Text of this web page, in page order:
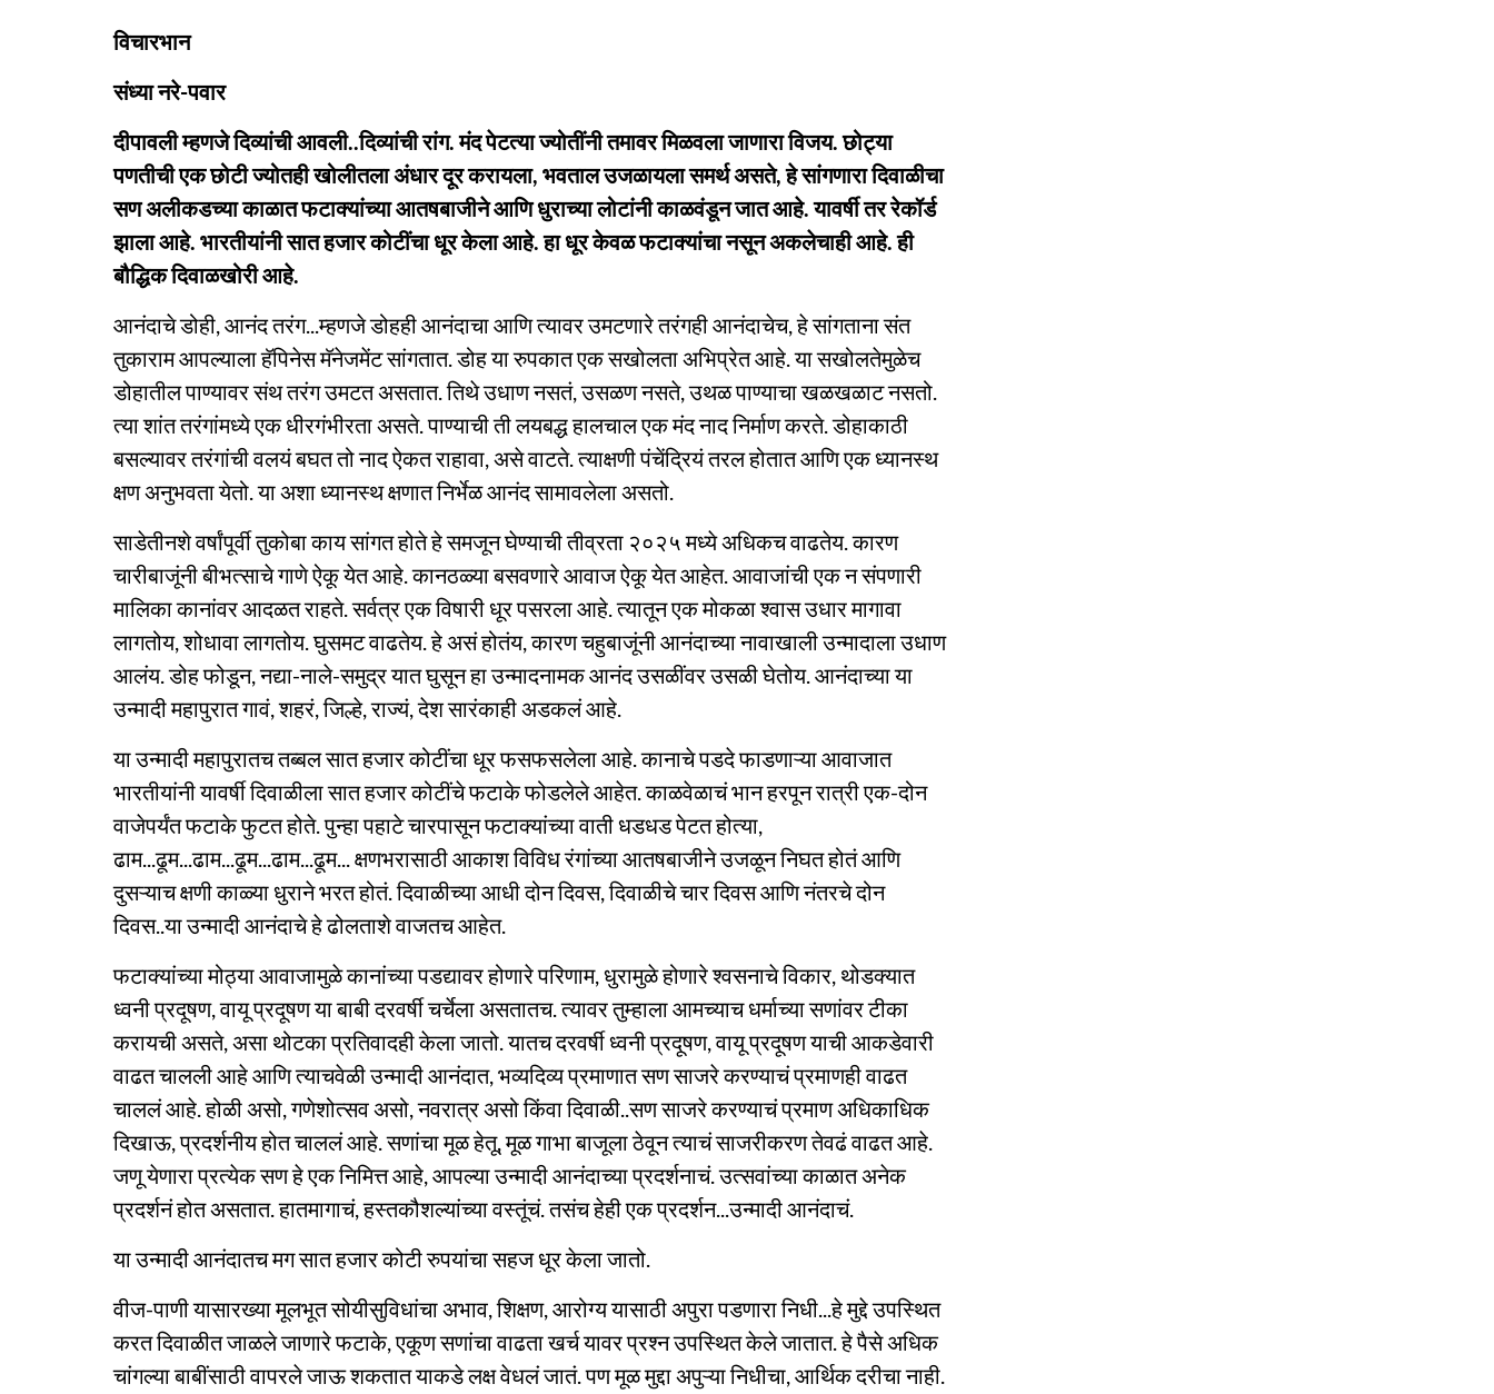
विचारभान
संध्या नरे-पवार
दीपावली म्हणजे दिव्यांची आवली..दिव्यांची रांग. मंद पेटत्या ज्योतींनी तमावर मिळवला जाणारा विजय. छोट्या
पणतीची एक छोटी ज्योतही खोलीतला अंधार दूर करायला, भवताल उजळायला समर्थ असते, हे सांगणारा दिवाळीचा
सण अलीकडच्या काळात फटाक्यांच्या आतषबाजीने आणि धुराच्या लोटांनी काळवंडून जात आहे. यावर्षी तर रेकॉर्ड
झाला आहे. भारतीयांनी सात हजार कोटींचा धूर केला आहे. हा धूर केवळ फटाक्यांचा नसून अकलेचाही आहे. ही
बौद्धिक दिवाळखोरी आहे.
आनंदाचे डोही, आनंद तरंग...म्हणजे डोहही आनंदाचा आणि त्यावर उमटणारे तरंगही आनंदाचेच, हे सांगताना संत
तुकाराम आपल्याला हॅपिनेस मॅनेजमेंट सांगतात. डोह या रुपकात एक सखोलता अभिप्रेत आहे. या सखोलतेमुळेच
डोहातील पाण्यावर संथ तरंग उमटत असतात. तिथे उधाण नसतं, उसळण नसते, उथळ पाण्याचा खळखळाट नसतो.
त्या शांत तरंगांमध्ये एक धीरगंभीरता असते. पाण्याची ती लयबद्ध हालचाल एक मंद नाद निर्माण करते. डोहाकाठी
बसल्यावर तरंगांची वलयं बघत तो नाद ऐकत राहावा, असे वाटते. त्याक्षणी पंचेंद्रियं तरल होतात आणि एक ध्यानस्थ
क्षण अनुभवता येतो. या अशा ध्यानस्थ क्षणात निर्भेळ आनंद सामावलेला असतो.
साडेतीनशे वर्षांपूर्वी तुकोबा काय सांगत होते हे समजून घेण्याची तीव्रता २०२५ मध्ये अधिकच वाढतेय. कारण
चारीबाजूंनी बीभत्साचे गाणे ऐकू येत आहे. कानठळ्या बसवणारे आवाज ऐकू येत आहेत. आवाजांची एक न संपणारी
मालिका कानांवर आदळत राहते. सर्वत्र एक विषारी धूर पसरला आहे. त्यातून एक मोकळा श्वास उधार मागावा
लागतोय, शोधावा लागतोय. घुसमट वाढतेय. हे असं होतंय, कारण चहुबाजूंनी आनंदाच्या नावाखाली उन्मादाला उधाण
आलंय. डोह फोडून, नद्या-नाले-समुद्र यात घुसून हा उन्मादनामक आनंद उसळींवर उसळी घेतोय. आनंदाच्या या
उन्मादी महापुरात गावं, शहरं, जिल्हे, राज्यं, देश सारंकाही अडकलं आहे.
या उन्मादी महापुरातच तब्बल सात हजार कोटींचा धूर फसफसलेला आहे. कानाचे पडदे फाडणाऱ्या आवाजात
भारतीयांनी यावर्षी दिवाळीला सात हजार कोटींचे फटाके फोडलेले आहेत. काळवेळाचं भान हरपून रात्री एक-दोन
वाजेपर्यंत फटाके फुटत होते. पुन्हा पहाटे चारपासून फटाक्यांच्या वाती धडधड पेटत होत्या,
ढाम...ढूम...ढाम...ढूम...ढाम...ढूम... क्षणभरासाठी आकाश विविध रंगांच्या आतषबाजीने उजळून निघत होतं आणि
दुसऱ्याच क्षणी काळ्या धुराने भरत होतं. दिवाळीच्या आधी दोन दिवस, दिवाळीचे चार दिवस आणि नंतरचे दोन
दिवस..या उन्मादी आनंदाचे हे ढोलताशे वाजतच आहेत.
फटाक्यांच्या मोठ्या आवाजामुळे कानांच्या पडद्यावर होणारे परिणाम, धुरामुळे होणारे श्वसनाचे विकार, थोडक्यात
ध्वनी प्रदूषण, वायू प्रदूषण या बाबी दरवर्षी चर्चेला असतातच. त्यावर तुम्हाला आमच्याच धर्माच्या सणांवर टीका
करायची असते, असा थोटका प्रतिवादही केला जातो. यातच दरवर्षी ध्वनी प्रदूषण, वायू प्रदूषण याची आकडेवारी
वाढत चालली आहे आणि त्याचवेळी उन्मादी आनंदात, भव्यदिव्य प्रमाणात सण साजरे करण्याचं प्रमाणही वाढत
चाललं आहे. होळी असो, गणेशोत्सव असो, नवरात्र असो किंवा दिवाळी..सण साजरे करण्याचं प्रमाण अधिकाधिक
दिखाऊ, प्रदर्शनीय होत चाललं आहे. सणांचा मूळ हेतू, मूळ गाभा बाजूला ठेवून त्याचं साजरीकरण तेवढं वाढत आहे.
जणू येणारा प्रत्येक सण हे एक निमित्त आहे, आपल्या उन्मादी आनंदाच्या प्रदर्शनाचं. उत्सवांच्या काळात अनेक
प्रदर्शनं होत असतात. हातमागाचं, हस्तकौशल्यांच्या वस्तूंचं. तसंच हेही एक प्रदर्शन...उन्मादी आनंदाचं.
या उन्मादी आनंदातच मग सात हजार कोटी रुपयांचा सहज धूर केला जातो.
वीज-पाणी यासारख्या मूलभूत सोयीसुविधांचा अभाव, शिक्षण, आरोग्य यासाठी अपुरा पडणारा निधी...हे मुद्दे उपस्थित
करत दिवाळीत जाळले जाणारे फटाके, एकूण सणांचा वाढता खर्च यावर प्रश्न उपस्थित केले जातात. हे पैसे अधिक
चांगल्या बाबींसाठी वापरले जाऊ शकतात याकडे लक्ष वेधलं जातं. पण मूळ मुद्दा अपुऱ्या निधीचा, आर्थिक दरीचा नाही.